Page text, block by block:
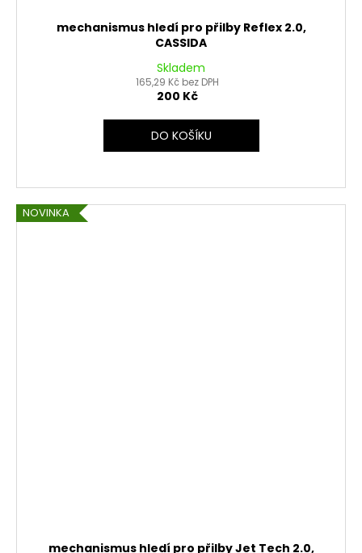
mechanismus hledí pro přilby Reflex 2.0,
CASSIDA
Skladem
165,29 Kč bez DPH
200 Kč
DO KOŠÍKU
NOVINKA
mechanismus hledí pro přilby Jet Tech 2.0,